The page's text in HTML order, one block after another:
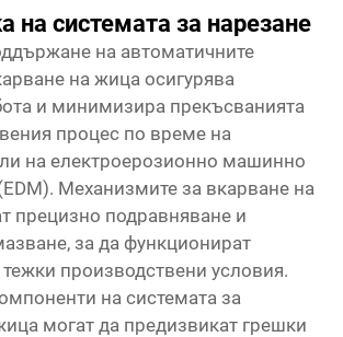
на системата за нарезане
на автоматичните
на жица осигурява
и минимизира прекъсванията
процес по време на
на електроерозионно машинно
Механизмите за вкарване на
прецизно подравняване и
за да функционират
производствени условия.
на системата за
могат да предизвикат грешки